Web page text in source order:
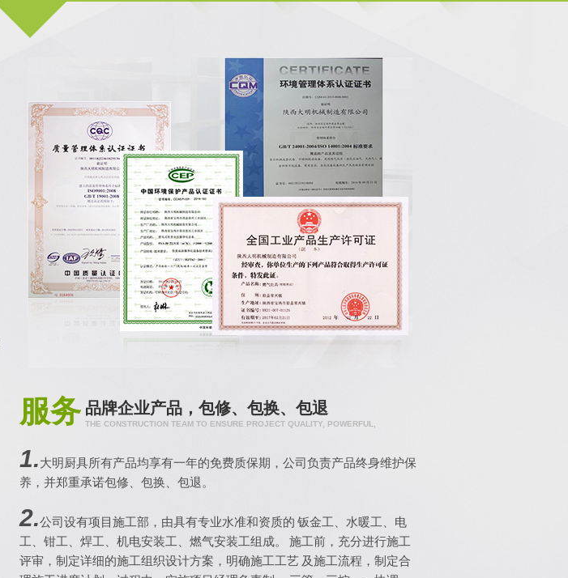
服务 品牌企业产品，包修、包换、包退
THE CONSTRUCTION TEAM TO ENSURE PROJECT QUALITY, POWERFUL,
1.大明厨具所有产品均享有一年的免费质保期，公司负责产品终身维护保
养，并郑重承诺包修、包换、包退。
2.公司设有项目施工部，由具有专业水准和资质的 钣金工、水暖工、电
工、钳工、焊工、机电安装工、燃气安装工组成。 施工前，充分进行施工
评审，制定详细的施工组织设计方案，明确施工工艺 及施工流程，制定合